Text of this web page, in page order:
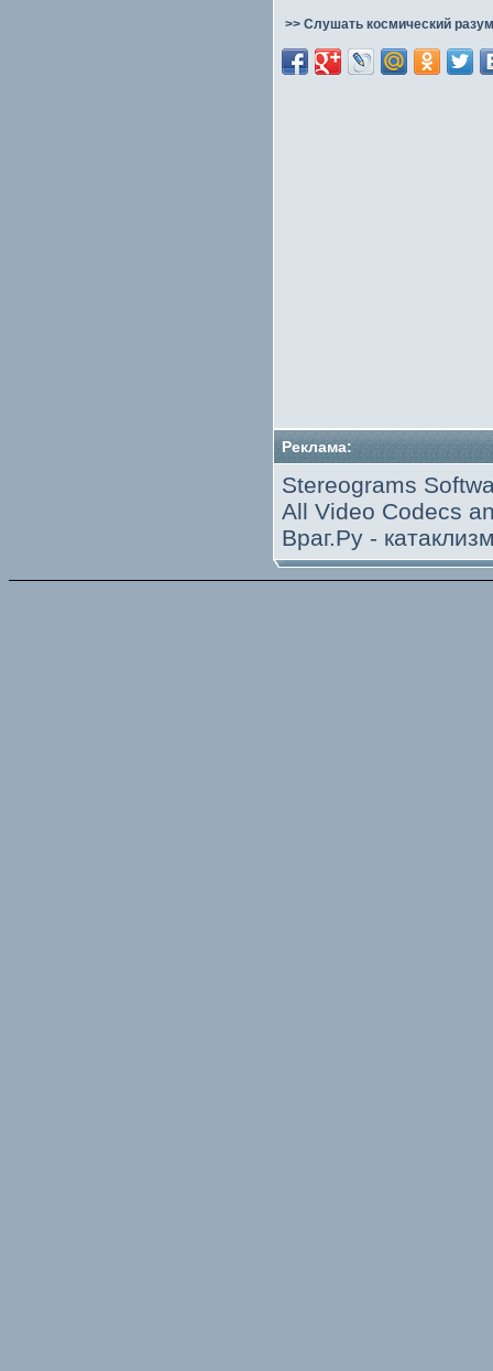
>> Слушать космический
Реклама:
Stereograms
All Video Codecs
Враг.Ру -